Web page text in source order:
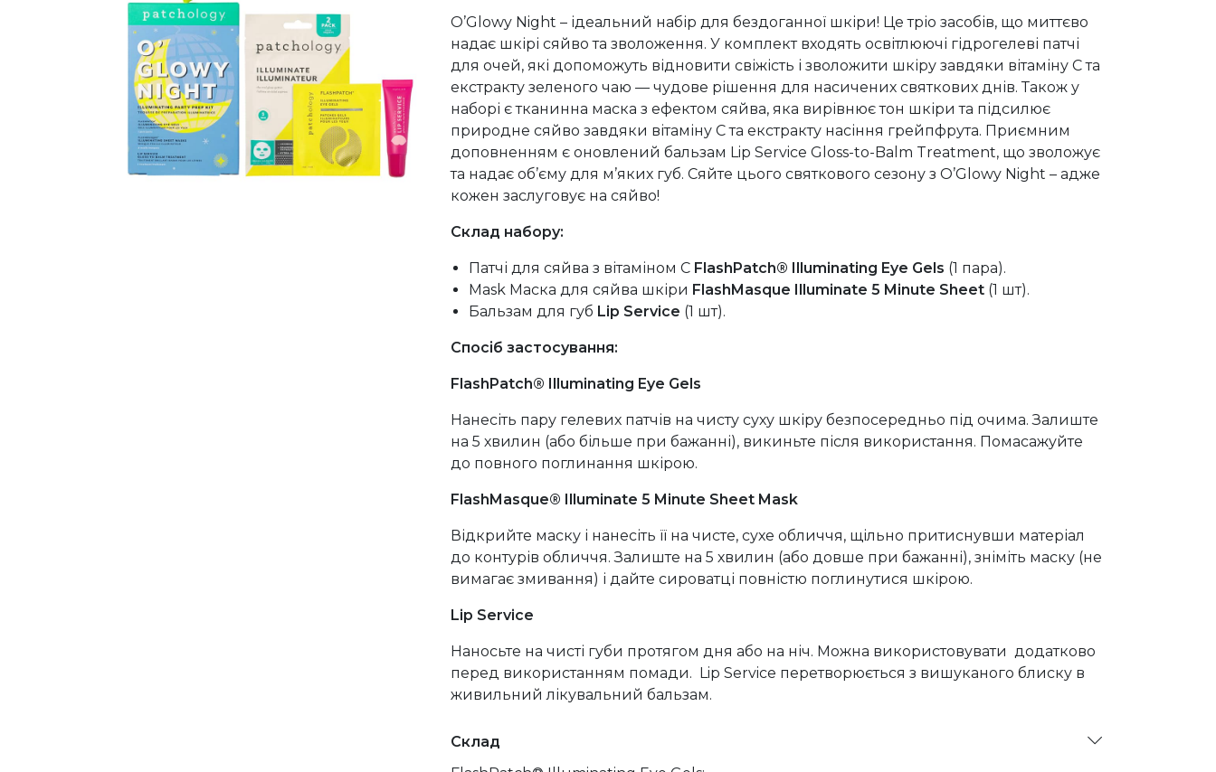
O’Glowy Night – ідеальний набір для бездоганної шкіри! Це тріо засобів, що миттєво
надає шкірі сяйво та зволоження. У комплект входять освітлюючі гідрогелеві патчі
для очей, які допоможуть відновити свіжість і зволожити шкіру завдяки вітаміну C та
екстракту зеленого чаю — чудове рішення для насичених святкових днів. Також у
наборі є тканинна маска з ефектом сяйва, яка вирівнює тон шкіри та підсилює
природне сяйво завдяки вітаміну C та екстракту насіння грейпфрута. Приємним
доповненням є оновлений бальзам Lip Service Gloss-to-Balm Treatment, що зволожує
та надає об’єму для м’яких губ. Сяйте цього святкового сезону з O’Glowy Night – адже
кожен заслуговує на сяйво!
Склад набору:
Патчі для сяйва з вітаміном С FlashPatch® Illuminating Eye Gels (1 пара).
Mask Маска для сяйва шкіри FlashMasque Illuminate 5 Minute Sheet (1 шт).
Бальзам для губ Lip Service (1 шт).
Спосіб застосування:
FlashPatch® Illuminating Eye Gels
Нанесіть пару гелевих патчів на чисту суху шкіру безпосередньо під очима. Залиште
на 5 хвилин (або більше при бажанні), викиньте після використання. Помасажуйте
до повного поглинання шкірою.
FlashMasque® Illuminate 5 Minute Sheet Mask
Відкрийте маску і нанесіть її на чисте, сухе обличчя, щільно притиснувши матеріал
до контурів обличчя. Залиште на 5 хвилин (або довше при бажанні), зніміть маску (не
вимагає змивання) і дайте сироватці повністю поглинутися шкірою.
Lip Service
Наносьте на чисті губи протягом дня або на ніч. Можна використовувати додатково
перед використанням помади. Lip Service перетворюється з вишуканого блиску в
живильний лікувальний бальзам.
Склад